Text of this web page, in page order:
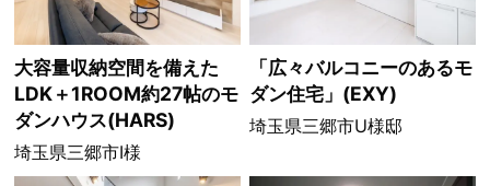
大容量収納空間を備えた
LDK＋1ROOM約27帖のモ
ダンハウス(HARS)
埼玉県三郷市I様
「広々バルコニーのあるモ
ダン住宅」(EXY)
埼玉県三郷市U様邸